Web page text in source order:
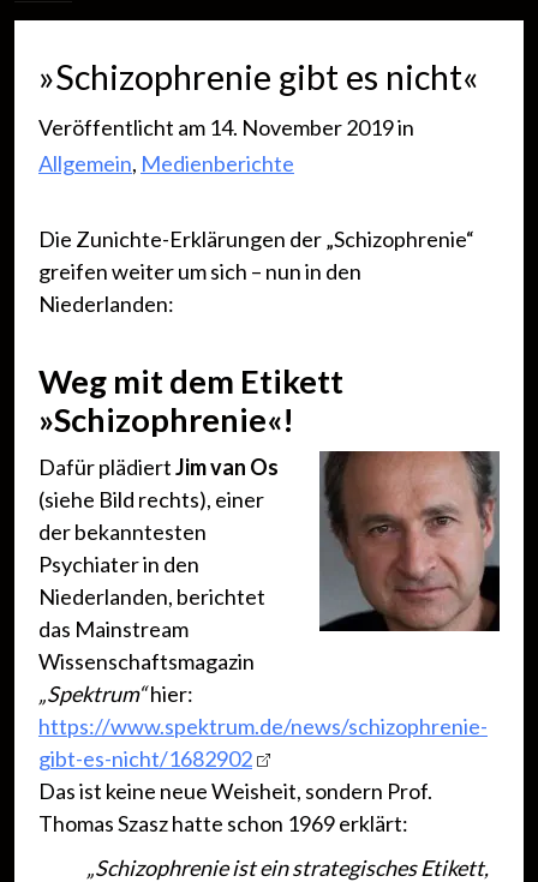
»Schizophrenie gibt es nicht«
Veröffentlicht am 14. November 2019 in
Allgemein, Medienberichte
Die Zunichte-Erklärungen der „Schizophrenie“
greifen weiter um sich – nun in den
Niederlanden:
Weg mit dem Etikett
»Schizophrenie«!
Dafür plädiertJim van Os
(siehe Bild rechts), einer
der bekanntesten
Psychiater in den
Niederlanden, berichtet
das Mainstream
Wissenschaftsmagazin
„Spektrum“hier:
https://www.spektrum.de/news/schizophrenie-
gibt-es-nicht/1682902
Das ist keine neue Weisheit, sondern Prof.
Thomas Szasz hatte schon 1969 erklärt:
„Schizophrenie ist ein strategisches Etikett,